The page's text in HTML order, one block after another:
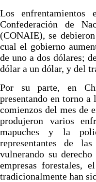
Los
Confederación de
(CONAIE), se
cual el gobierno
de uno a dos dólares;
dólar a un dólar, y del
Por su parte, en
presentando en torno
comienzos del mes de
produjeron varios
mapuches y la
representantes de
vulnerando su
empresas forestales,
tradicionalmente han